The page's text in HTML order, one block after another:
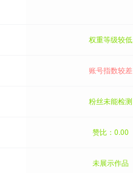
权重等级较低
账号指数较差
粉丝未能检测
赞比：0.00
未展示作品